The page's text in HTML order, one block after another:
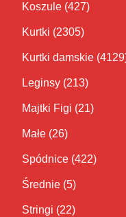
Koszule (427)
Kurtki (2305)
Kurtki damskie
Leginsy (213)
Majtki Figi (21)
Małe (26)
Spódnice (422)
Średnie (5)
Stringi (22)